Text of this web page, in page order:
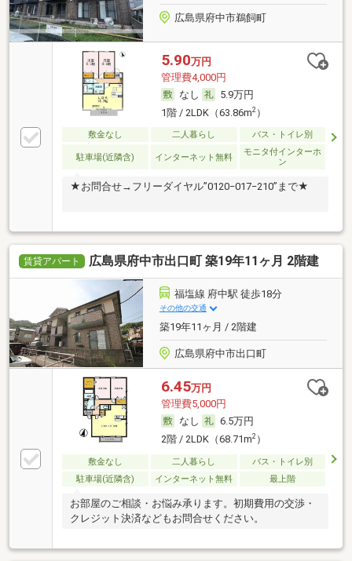
広島県府中市鵜飼町
5.90万円
管理費4,000円
なし
5.9万円
1階 / 2LDK（63.86m2）
敷金なし 二人暮らし バス・トイレ別
駐車場(近隣含) インターネット無料
モニタ付インターホ
ン
★お問合せ→フリーダイヤル”0120−017−210”まで★
賃貸アパート 広島県府中市出口町 築19年11ヶ月 2階建
福塩線 府中駅 徒歩18分
その他の交通
築19年11ヶ月 / 2階建
広島県府中市出口町
6.45万円
管理費5,000円
なし
6.5万円
2階 / 2LDK（68.71m2）
敷金なし 二人暮らし
バス・トイレ別
駐車場(近隣含)
インターネット無料 最上階
お部屋のご相談・お悩み承ります。初期費用の交渉・
クレジット決済などもお問合せください。